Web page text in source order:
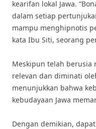
kearifan lokal Jawa.
dalam setiap
mampu menghipnotis
kata Ibu Siti, seorang
Meskipun telah berusia
relevan dan diminati
menunjukkan bahwa
kebudayaan Jawa
Dengan demikian,